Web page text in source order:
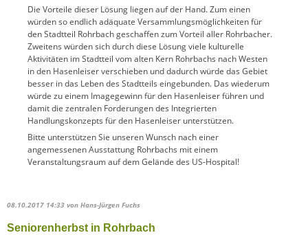
Die Vorteile dieser Lösung liegen auf der Hand. Zum einen
würden so endlich adäquate Versammlungsmöglichkeiten für
den Stadtteil Rohrbach geschaffen zum Vorteil aller Rohrbacher.
Zweitens würden sich durch diese Lösung viele kulturelle
Aktivitäten im Stadtteil vom alten Kern Rohrbachs nach Westen
in den Hasenleiser verschieben und dadurch würde das Gebiet
besser in das Leben des Stadtteils eingebunden. Das wiederum
würde zu einem Imagegewinn für den Hasenleiser führen und
damit die zentralen Forderungen des Integrierten
Handlungskonzepts für den Hasenleiser unterstützen.
Bitte unterstützen Sie unseren Wunsch nach einer
angemessenen Ausstattung Rohrbachs mit einem
Veranstaltungsraum auf dem Gelände des US-Hospital!
08.10.2017 14:33 von Hans-Jürgen Fuchs
Seniorenherbst in Rohrbach